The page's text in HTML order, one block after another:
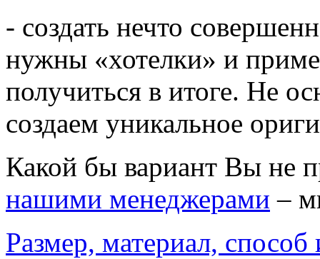
- создать нечто
нужны «хотелки» и
получиться в итоге. Не
создаем уникальное
Какой бы вариант Вы не
нашими менеджерами –
Размер, материал, способ